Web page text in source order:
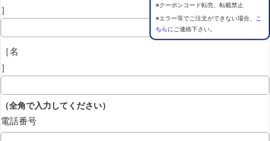
※クーポンコード転売、転載禁止
※エラー等でご注文ができない場合、
こ
ちらにご連絡下さい。
］
［名
］
（全角で入力してください）
電話番号